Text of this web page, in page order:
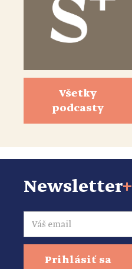
Všetky
podcasty
Newsletter+
Email
Prihlásiť sa